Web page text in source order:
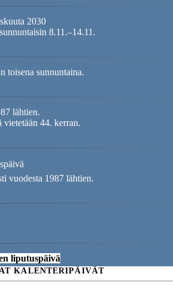
2030
8.11.–14.11.
toisena sunnuntaina.
lähtien.
44. kerran.
vuodesta 1987 lähtien.
liputuspäivä
KALENTERIPÄIVÄT